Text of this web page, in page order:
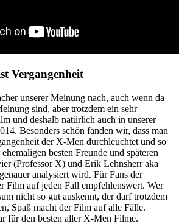
Vergangenheit
unserer Meinung nach, auch wenn da
sind, aber trotzdem ein sehr
und deshalb natürlich auch in unserer
Besonders schön fanden wir, dass man
der X-Men durchleuchtet und so
besten Freunde und späteren
(Professor X) und Erik Lehnsherr aka
analysiert wird. Für Fans der
Film auf jeden Fall empfehlenswert. Wer
nicht so gut auskennt, der darf trotzdem
Spaß macht der Film auf alle Fälle.
für den besten aller X-Men Filme.